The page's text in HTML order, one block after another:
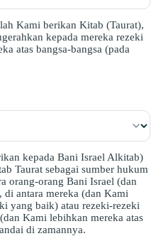
Kami berikan Kitab (Taurat),
kepada mereka rezeki
atas bangsa-bangsa (pada
kepada Bani Israel Alkitab)
Taurat sebagai sumber hukum
orang-orang Bani Israel (dan
di antara mereka (dan Kami
yang baik) atau rezeki-rezeki
Kami lebihkan mereka atas
di zamannya.